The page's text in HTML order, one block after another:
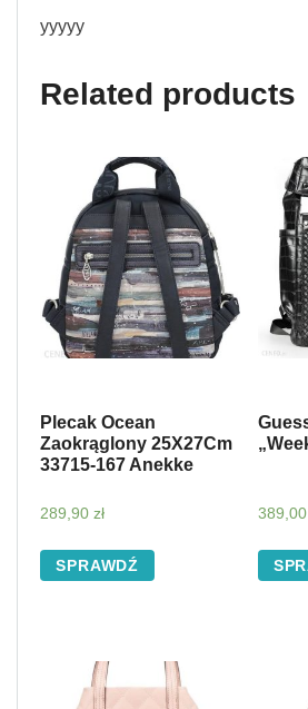
yyyyy
Related products
Plecak Ocean
Zaokrąglony 25X27Cm
33715-167 Anekke
289,90 zł
SPRAWDŹ
389,00